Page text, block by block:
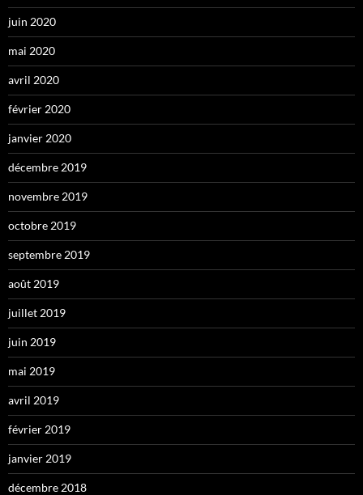
juin 2020
mai 2020
avril 2020
février 2020
janvier 2020
décembre 2019
novembre 2019
octobre 2019
septembre 2019
août 2019
juillet 2019
juin 2019
mai 2019
avril 2019
février 2019
janvier 2019
décembre 2018